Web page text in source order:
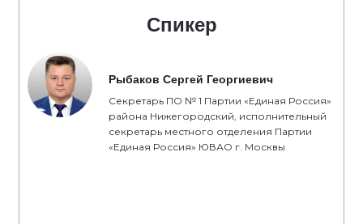
Спикер
Рыбаков Сергей Георгиевич
Секретарь ПО № 1 Партии «Единая Россия»
района Нижегородский, исполнительный
секретарь местного отделения Партии
«Единая Россия» ЮВАО г. Москвы